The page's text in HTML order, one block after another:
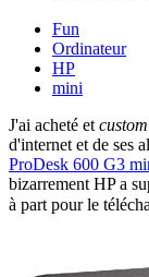
Fun
Ordinateur
HP
mini
J'ai acheté et
d'internet et de ses
ProDesk 600 G3
bizarrement HP a
à part pour le